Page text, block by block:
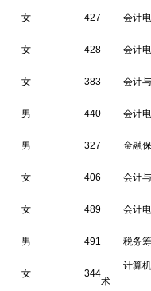
女 427 会计
女 428 会计
女 383 会计
男 440 会计
男 327 金融
女 406 会计
女 489 会计
男 491 税务
女 344
计算
术